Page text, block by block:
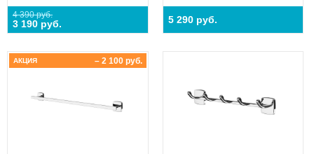
4 390 руб.
3 190 руб. 5 290 руб.
– 2 100 руб.
АКЦИЯ